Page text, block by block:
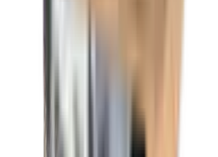
&bull; V-NOSE (DEVANT EN V)